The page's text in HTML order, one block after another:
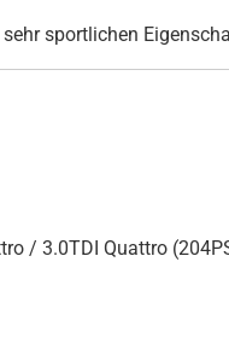
sportlichen
/ 3.0TDI Quattro